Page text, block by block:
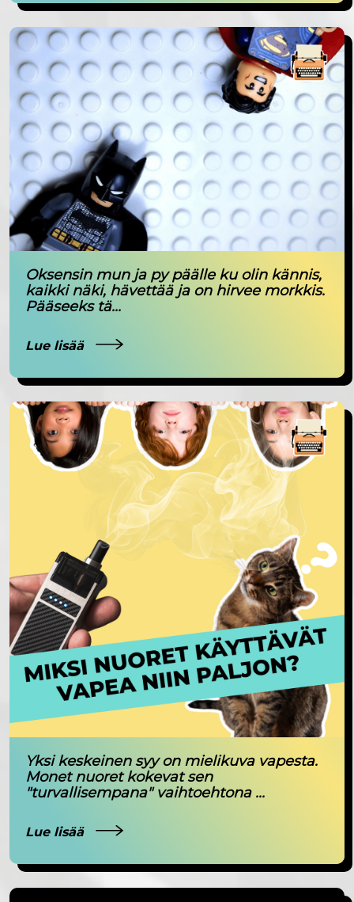
Oksensin mun ja py päälle ku olin kännis,
kaikki näki, hävettää ja on hirvee morkkis.
Pääseeks tä...
Lue lisää
Yksi keskeinen syy on mielikuva vapesta.
Monet nuoret kokevat sen
"turvallisempana" vaihtoehtona ...
Lue lisää